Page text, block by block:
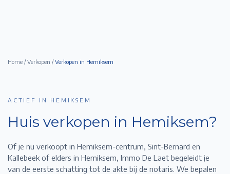
Home / Verkopen /Verkopen in Hemiksem
ACTIEF IN HEMIKSEM
Huis verkopen in Hemiksem?
Of je nu verkoopt in Hemiksem-centrum, Sint-Bernard en
Kallebeek of elders in Hemiksem, Immo De Laet begeleidt je
van de eerste schatting tot de akte bij de notaris. We bepalen